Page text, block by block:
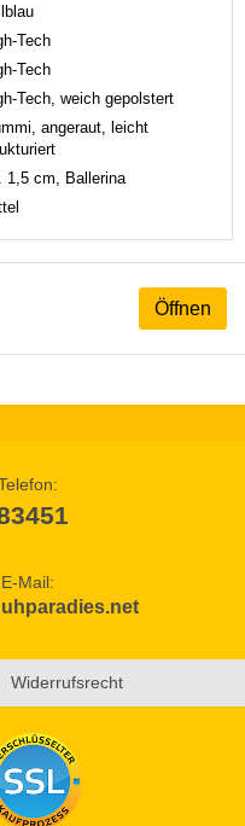
Tech
Tech
Tech, weich gepolstert
angeraut, leicht
1,5 cm, Ballerina
Öffnen
Mail:
Widerrufsrecht